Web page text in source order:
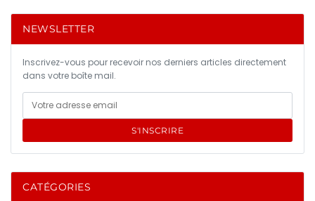
NEWSLETTER
Inscrivez-vous pour recevoir nos derniers articles directement
dans votre boîte mail.
S'INSCRIRE
CATÉGORIES